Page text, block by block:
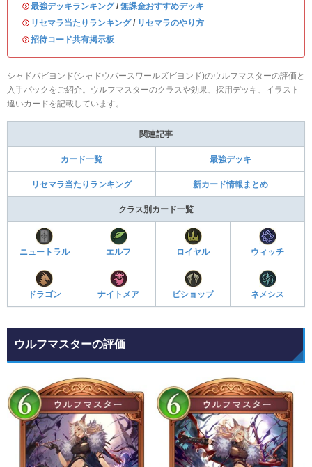
・最強デッキランキング/ 無課金おすすめデッキ
・ リセマラ当たりランキング/ リセマラのやり方
・招待コード共有掲示板
シャドバビヨンド(シャドウバースワールズビヨンド)のウルフマスターの評価と
入手パックをご紹介。ウルフマスターのクラスや効果、採用デッキ、イラスト
違いカードを記載しています。
関連記事
カード一覧 最強デッキ
リセマラ当たりランキング 新カード情報まとめ
クラス別カード一覧
ニュートラル エルフ ロイヤル ウィッチ
ドラゴン ナイトメア ビショップ ネメシス
ウルフマスターの評価